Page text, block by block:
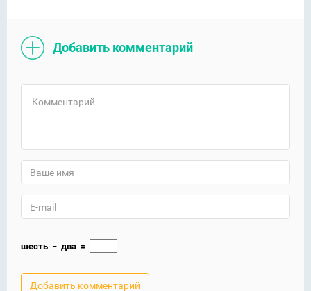
Добавить комментарий
шесть − два =